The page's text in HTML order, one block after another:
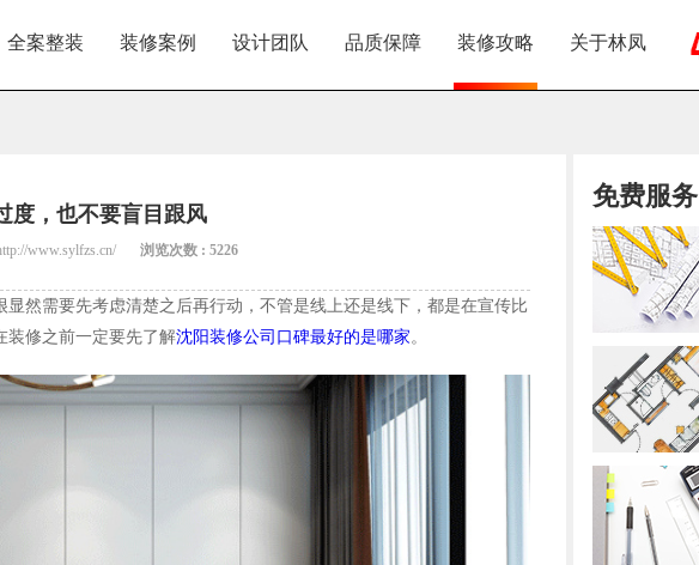
全案整装 装修案例 设计团队 品质保障 装修攻略 关于林凤
度，也不要盲目跟风
www.sylfzs.cn/ 浏览次数 : 5226
然需要先考虑清楚之后再行动，不管是线上还是线下，都是在宣传比
装修之前一定要先了解沈阳装修公司口碑最好的是哪家。
免费服务